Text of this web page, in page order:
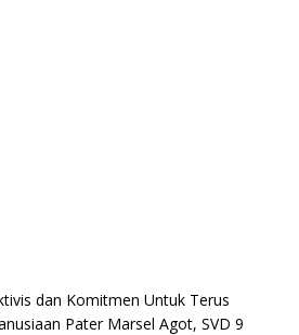
dan Komitmen Untuk Terus
Pater Marsel Agot, SVD 9